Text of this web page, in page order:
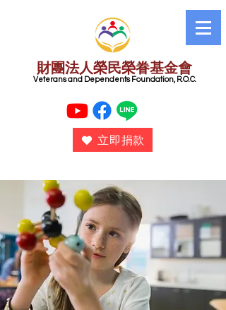
財團法人榮民榮眷基金會
​ Veterans and Dependents Foundation, R.O.C.
立即捐款